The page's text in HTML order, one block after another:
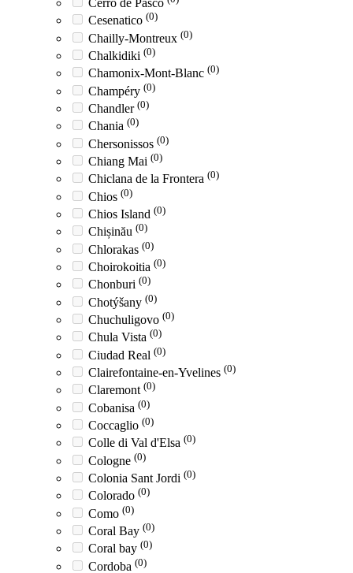
Cerro de Pasco
Cesenatico (0)
Chailly-Montreux (0)
Chalkidiki (0)
Chamonix-Mont-Blanc (0)
Champéry (0)
Chandler (0)
Chania (0)
Chersonissos (0)
Chiang Mai (0)
Chiclana de la Frontera (0)
Chios (0)
Chios Island (0)
Chișinău (0)
Chlorakas (0)
Choirokoitia (0)
Chonburi (0)
Chotýšany (0)
Chuchuligovo (0)
Chula Vista (0)
Ciudad Real (0)
Clairefontaine-en-Yvelines (0)
Claremont (0)
Cobanisa (0)
Coccaglio (0)
Colle di Val d'Elsa (0)
Cologne (0)
Colonia Sant Jordi (0)
Colorado (0)
Como (0)
Coral Bay (0)
Coral bay (0)
Cordoba (0)